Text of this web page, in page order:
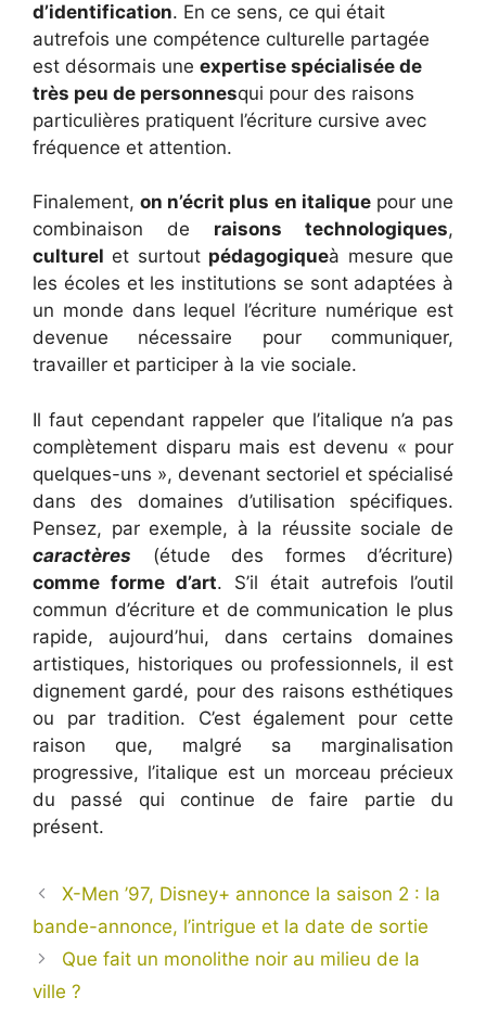
d’identification. En ce sens, ce qui était
autrefois une compétence culturelle partagée
est désormais une expertise spécialisée de
très peu de personnesqui pour des raisons
particulières pratiquent l’écriture cursive avec
fréquence et attention.
Finalement,on n’écrit plus en italiquepour une
combinaison de raisons technologiques,
culturel et surtout pédagogiqueà mesure que
les écoles et les institutions se sont adaptées à
un monde dans lequel l’écriture numérique est
devenue nécessaire pour communiquer,
travailler et participer à la vie sociale.
Il faut cependant rappeler que l’italique n’a pas
complètement disparu mais est devenu « pour
quelques-uns », devenant sectoriel et spécialisé
dans des domaines d’utilisation spécifiques.
Pensez, par exemple, à la réussite sociale de
caractères (étude des formes d’écriture)
comme forme d’art. S’il était autrefois l’outil
commun d’écriture et de communication le plus
rapide, aujourd’hui, dans certains domaines
artistiques, historiques ou professionnels, il est
dignement gardé, pour des raisons esthétiques
ou par tradition. C’est également pour cette
raison que, malgré sa marginalisation
progressive, l’italique est un morceau précieux
du passé qui continue de faire partie du
présent.
X-Men ’97, Disney+ annonce la saison 2 : la
bande-annonce, l’intrigue et la date de sortie
Que fait un monolithe noir au milieu de la
ville ?